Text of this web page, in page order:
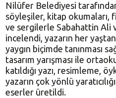
Nilüfer Belediyesi
söyleşiler, kitap
ve sergilerle Sabahattin Ali
incelendi, yazarın her
yaygın biçimde tanınması
tasarım yarışması ile
katıldığı yazı, resimleme,
yazarın çok yönlü
eserler üretildi.